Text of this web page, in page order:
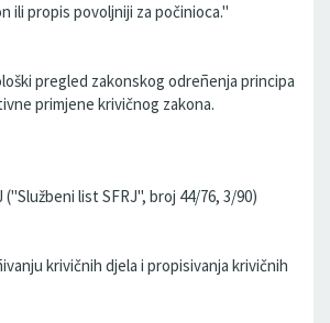
ili propis povoljniji za počinioca.''
pregled zakonskog odreñenja principa
primjene krivičnog zakona.
(''Službeni list SFRJ'', broj 44/76, 3/90)
krivičnih djela i propisivanja krivičnih